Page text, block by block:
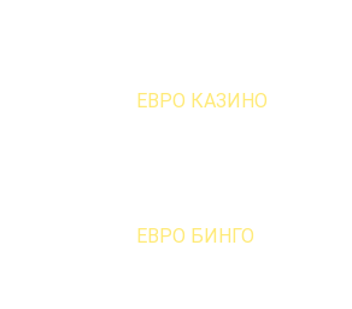
ЕВРО КАЗИНО
ЕВРО БИНГО